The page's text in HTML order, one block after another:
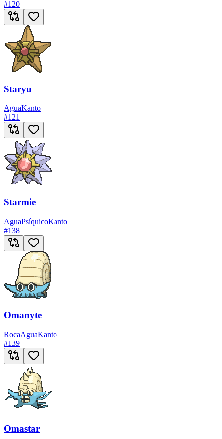
#120
Staryu
AguaKanto
#121
Starmie
AguaPsíquicoKanto
#138
Omanyte
RocaAguaKanto
#139
Omastar